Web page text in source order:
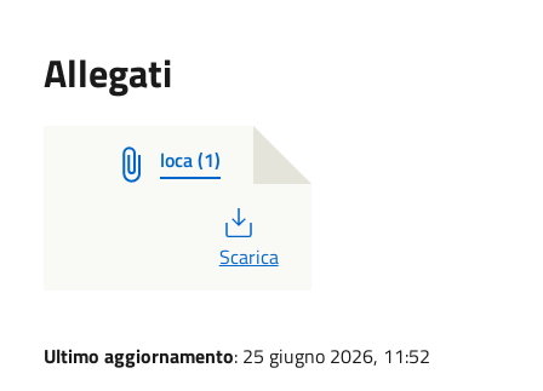
Allegati
loca (1)
PDF
Scarica
Ultimo aggiornamento: 25 giugno 2026, 11:52